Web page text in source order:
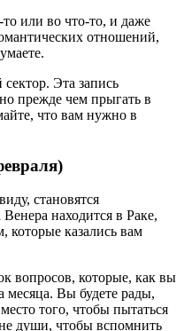
или во что-то, и даже
отношений,
Эта запись
прежде чем прыгать в
что вам нужно в
становятся
находится в Раке,
которые казались вам
вопросов, которые, как вы
месяца. Вы будете рады,
того, чтобы пытаться
души, чтобы вспомнить